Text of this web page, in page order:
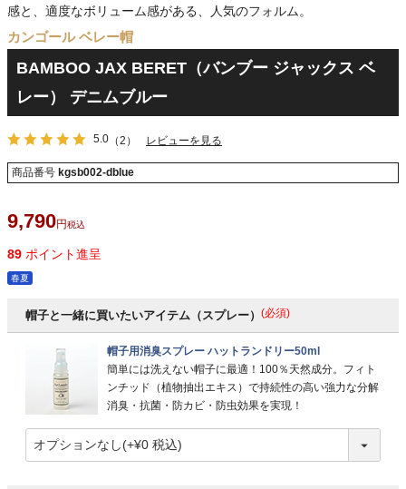
感と、適度なボリューム感がある、人気のフォルム。
カンゴール ベレー帽
BAMBOO JAX BERET（バンブー ジャックス ベ
レー） デニムブルー
5.0 （2） レビューを見る
商品番号 kgsb002-dblue
9,790 税込
89 ポイント進呈
春夏
帽子と一緒に買いたいアイテム（スプレー） (必須)
帽子用消臭スプレー ハットランドリー50ml
簡単には洗えない帽子に最適！100％天然成分。フィト
ンチッド（植物抽出エキス）で持続性の高い強力な分解
消臭・抗菌・防カビ・防虫効果を実現！